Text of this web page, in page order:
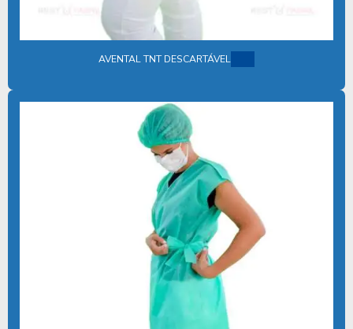
EQUIPAMENTOS DE PROTEÇÃO INDIVIDUAL HOSPITALAR
FABRICA DE AVENTAIS DESCARTAVEIS
FABRICA DE DESCARTAVEIS TNT
FABRICA DE ROUPAS DESCARTAVEIS
FABRICANTE DE AVENTAL HOSPITALAR DESCARTAVEL
FABRICANTE DE DESCARTÁVEIS EM TNT
FABRICANTE DE LENÇOL DESCARTAVEL TNT
FABRICANTE DE PRODUTOS CIRÚRGICOS DESCARTÁVEIS
FABRICANTE DE PRODUTOS HOSPITALARES ESTÉREIS
AVENTAL TNT DESCARTÁVEL